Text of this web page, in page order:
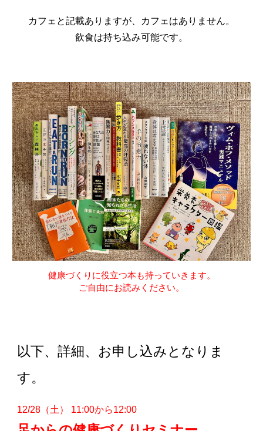
カフェと記載ありますが、カフェはありません。
飲食は持ち込み可能です。
健康づくりに役立つ本も持っていきます。
ご自由にお読みください。
以下、詳細、お申し込みとなりま
す。
12/28（土） 11:00から12:00